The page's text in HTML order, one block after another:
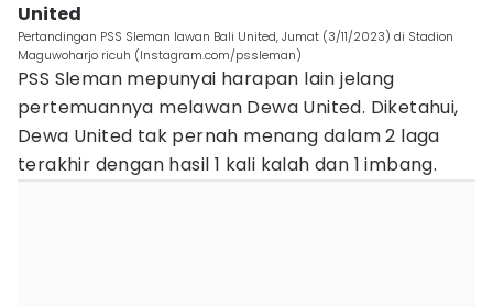
United
Pertandingan PSS Sleman lawan Bali United, Jumat (3/11/2023) di Stadion
Maguwoharjo ricuh (Instagram.com/pssleman)
PSS Sleman mepunyai harapan lain jelang
pertemuannya melawan Dewa United. Diketahui,
Dewa United tak pernah menang dalam 2 laga
terakhir dengan hasil 1 kali kalah dan 1 imbang.